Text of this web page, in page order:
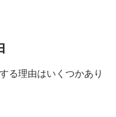
る理由はいくつかあり